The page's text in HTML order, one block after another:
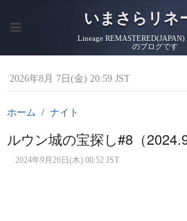
いまさらリネ
Lineage REMASTERED(JAPAN)
のブログです
2026年8月 7日(金) 20:59 JST
ホーム ナイト
ルウン城の宝探し#8（2024.9
2024年9月26日(木) 00:52 JST